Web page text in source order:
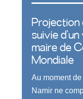
Projection
suivie
maire de
Mondiale
Au moment
Namir ne